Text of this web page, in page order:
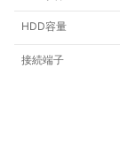
HDD容量
接続端子